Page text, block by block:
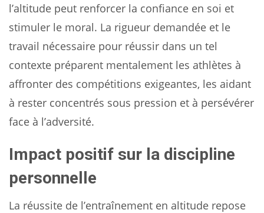
l’altitude peut renforcer la confiance en soi et
stimuler le moral. La rigueur demandée et le
travail nécessaire pour réussir dans un tel
contexte préparent mentalement les athlètes à
affronter des compétitions exigeantes, les aidant
à rester concentrés sous pression et à persévérer
face à l’adversité.
Impact positif sur la discipline
personnelle
La réussite de l’entraînement en altitude repose